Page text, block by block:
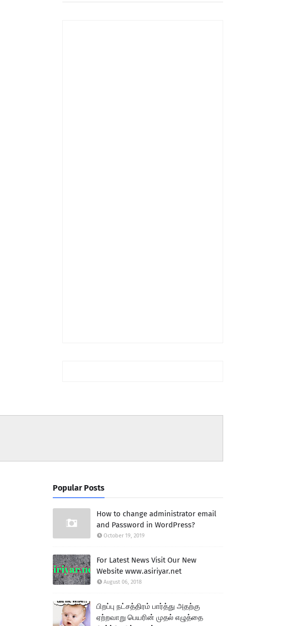
Popular Posts
How to change administrator email
and Password in WordPress?
October 19, 2019
For Latest News Visit Our New
Website www.asiriyar.net
August 06, 2018
பிறப்பு நட்சத்திரம் பார்த்து அதற்கு
ஏற்றவாறு பெயரின் முதல் எழுத்தை